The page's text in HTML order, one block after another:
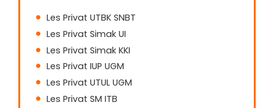
Les Privat UTBK SNBT
Les Privat Simak UI
Les Privat Simak KKI
Les Privat IUP UGM
Les Privat UTUL UGM
Les Privat SM ITB